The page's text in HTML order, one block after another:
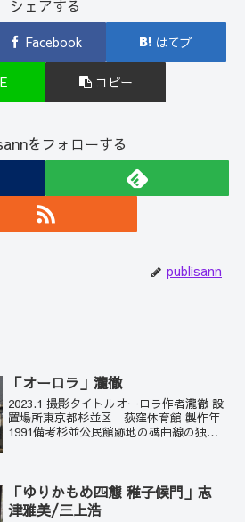
シェアする
Facebook はてブ
コピー
をフォローする
publisann
「オーロラ」瀧徹
2023.1 撮影タイトルオーロラ作者瀧徹 設
置場所東京都杉並区 荻窪体育館 製作年
1991備考杉並公民館跡地の碑曲線の独特
躍...
「ゆりかもめ四態 稚子候門」志
津雅美/三上浩